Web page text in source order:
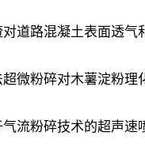
对道路混凝土表面透气
超微粉碎对木薯淀粉理
气流粉碎技术的超声速